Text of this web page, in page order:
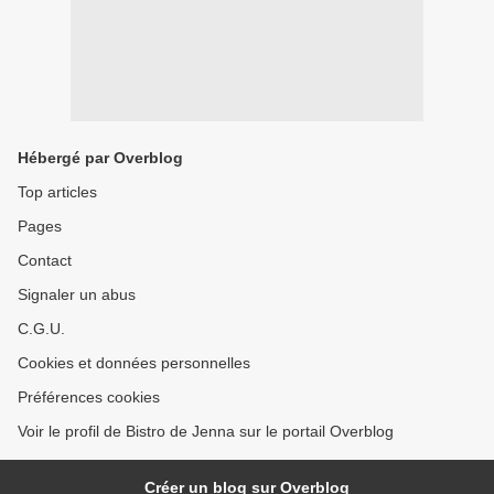
Hébergé par Overblog
Top articles
Pages
Contact
Signaler un abus
C.G.U.
Cookies et données personnelles
Préférences cookies
Voir le profil de Bistro de Jenna sur le portail Overblog
Créer un blog sur Overblog